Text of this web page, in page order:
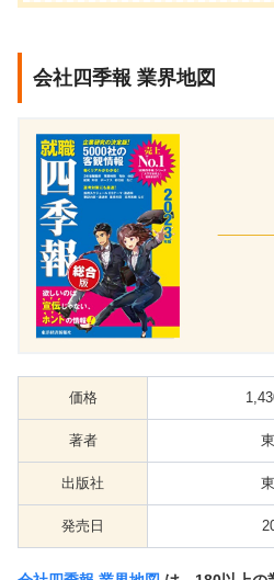
会社四季報 業界地図
価格
著者
出版社
発売日